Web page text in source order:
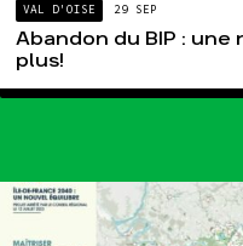
VAL D'OISE 29 SEP
Abandon du BIP :
plus!